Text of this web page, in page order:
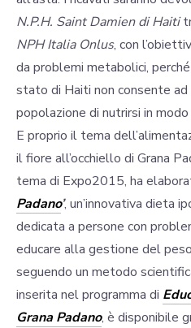
N.P.H. Saint Damien di Haiti
NPH Italia Onlus, con
da problemi metabolici,
stato di Haiti non consente
popolazione di nutrirsi in
E proprio il tema
il fiore all’occhiello di Grana
tema di Expo2015, ha
Padano’, un’innovativa dieta
dedicata a persone con
educare alla gestione del
seguendo un metodo
inserita nel programma di
Grana Padano, è disponibile